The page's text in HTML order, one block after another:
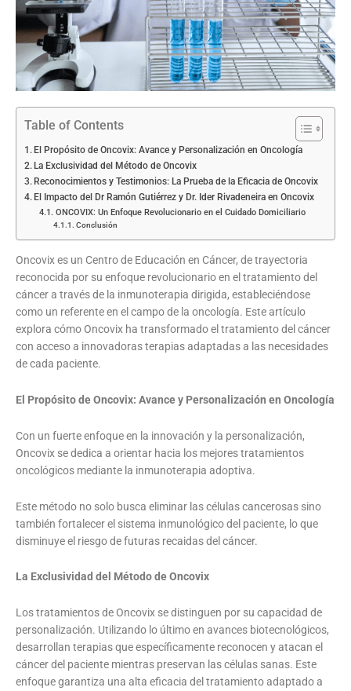
Table of Contents
El Propósito de Oncovix: Avance y Personalización en Oncología
La Exclusividad del Método de Oncovix
Reconocimientos y Testimonios: La Prueba de la Eficacia de Oncovix
El Impacto del Dr Ramón Gutiérrez y Dr. Ider Rivadeneira en Oncovix
ONCOVIX: Un Enfoque Revolucionario en el Cuidado Domiciliario
Conclusión
Oncovix es un Centro de Educación en Cáncer, de trayectoria
reconocida por su enfoque revolucionario en el tratamiento del
cáncer a través de la inmunoterapia dirigida, estableciéndose
como un referente en el campo de la oncología. Este artículo
explora cómo Oncovix ha transformado el tratamiento del cáncer
con acceso a innovadoras terapias adaptadas a las necesidades
de cada paciente.
El Propósito de Oncovix: Avance y Personalización en Oncología
Con un fuerte enfoque en la innovación y la personalización,
Oncovix se dedica a orientar hacia los mejores tratamientos
oncológicos mediante la inmunoterapia adoptiva.
Este método no solo busca eliminar las células cancerosas sino
también fortalecer el sistema inmunológico del paciente, lo que
disminuye el riesgo de futuras recaidas del cáncer.
La Exclusividad del Método de Oncovix
Los tratamientos de Oncovix se distinguen por su capacidad de
personalización. Utilizando lo último en avances biotecnológicos,
desarrollan terapias que específicamente reconocen y atacan el
cáncer del paciente mientras preservan las células sanas. Este
enfoque garantiza una alta eficacia del tratamiento adaptado a